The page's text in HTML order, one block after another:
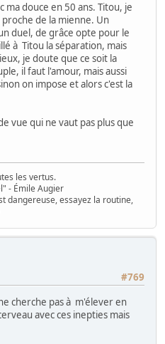
ma douce en 50 ans. Titou, je
de la mienne. Un
duel, de grâce opte pour le
à Titou la séparation, mais
je doute que ce soit la
il faut l'amour, mais aussi
on impose et alors c'est la
vue qui ne vaut pas plus que
les vertus.
- Émile Augier
dangereuse, essayez la routine,
#769
cherche pas à m'élever en
avec ces inepties mais